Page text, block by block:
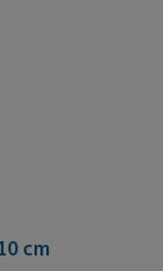
cm